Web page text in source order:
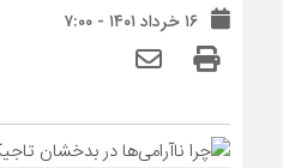
۱۶ خرداد ۱۴۰۱ - ۷:۰۰